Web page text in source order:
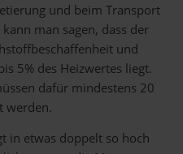
und beim Transport
man sagen, dass der
und
5% des Heizwertes liegt.
dafür mindestens 20
werden.
in etwas doppelt so hoch